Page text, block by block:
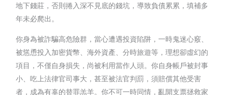
地下錢莊，否則捲入深不見底的錢坑，導致負債累累，填補多
年未必爬出。
你身為被詐騙高危險群，當心遭遇投資陷阱，一時鬼迷心竅、
被慫恿投入加密貨幣、海外資產、分時旅遊等，理想卻虛幻的
項目，不僅自身損失，尚被利用當作人頭。你自身帳戶被封事
小、吃上法律官司事大，甚至被法官判罰，須賠償其他受害
者，成為有辜的替罪羔羊。你不可一時同情，亂開支票拯救家